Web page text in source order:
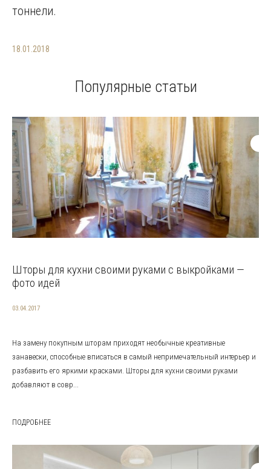
тоннели.
18.01.2018
Популярные статьи
Шторы для кухни своими руками с выкройками —
фото идей
03.04.2017
На замену покупным шторам приходят необычные креативные
занавески, способные вписаться в самый непримечательный интерьер и
разбавить его яркими красками. Шторы для кухни своими руками
добавляют в совр...
ПОДРОБНЕЕ